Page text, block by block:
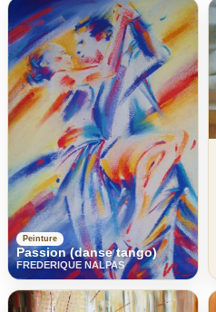
Peinture
Passion (danse tango)
FREDERIQUE NALPAS